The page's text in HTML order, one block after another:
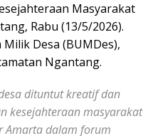
Masyarakat
Rabu (13/5/2026).
Desa (BUMDes),
Ngantang.
dituntut kreatif dan
kesejahteraan masyarakat
Amarta dalam forum